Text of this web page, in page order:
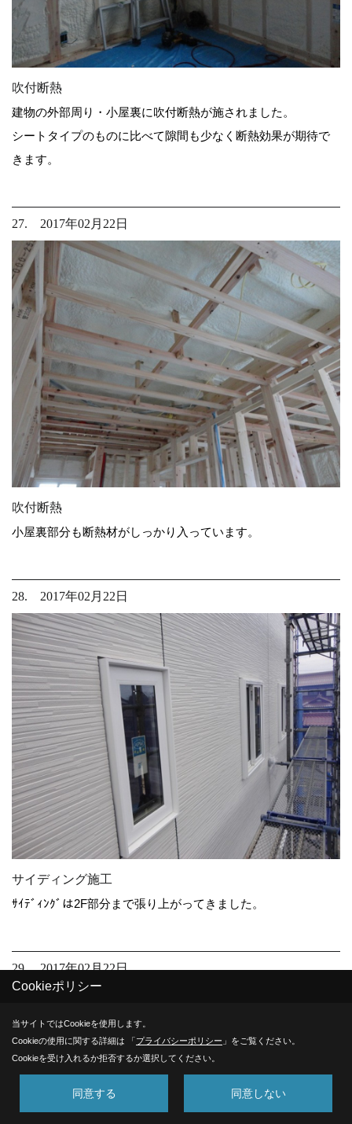
吹付断熱
建物の外部周り・小屋裏に吹付断熱が施されました。
シートタイプのものに比べて隙間も少なく断熱効果が期待で
きます。
27. 2017年02月22日
吹付断熱
小屋裏部分も断熱材がしっかり入っています。
28. 2017年02月22日
サイディング施工
ｻｲﾃﾞｨﾝｸﾞは2F部分まで張り上がってきました。
29. 2017年02月22日
Cookieポリシー
当サイトではCookieを使用します。
Cookieの使用に関する詳細は 「プライバシーポリシー 」をご覧ください。
Cookieを受け入れるか拒否するか選択してください。
同意する 同意しない